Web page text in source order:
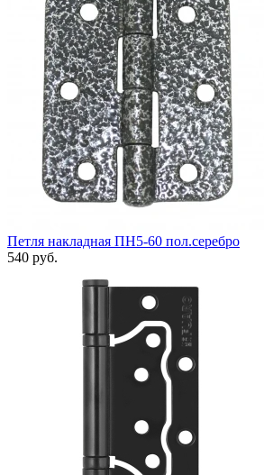
Петля накладная ПН5-60 пол.серебро
540 руб.